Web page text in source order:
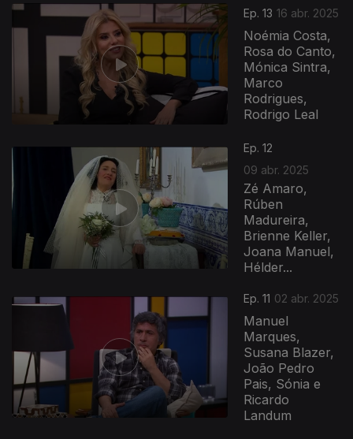
Ep. 13 16 abr. 2025
Noémia Costa,
Rosa do Canto,
Mónica Sintra,
Marco
Rodrigues,
Rodrigo Leal
Ep. 12
09 abr. 2025
Zé Amaro,
Rúben
Madureira,
Brienne Keller,
Joana Manuel,
Hélder...
Ep. 11 02 abr. 2025
Manuel
Marques,
Susana Blazer,
João Pedro
Pais, Sónia e
Ricardo
Landum